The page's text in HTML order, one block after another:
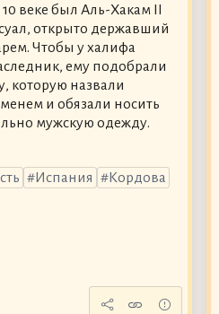
веке был Аль-Хакам II
открыто державший
Чтобы у халифа
ему подобрали
которую назвали
и обязали носить
мужскую одежду.
Испания Кордова